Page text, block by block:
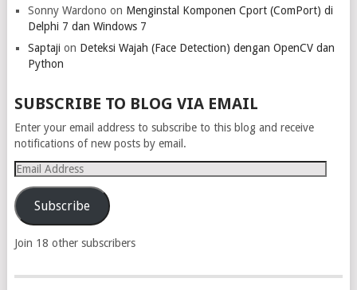
Sonny Wardono on Menginstal Komponen Cport (ComPort) di
Delphi 7 dan Windows 7
Saptaji on Deteksi Wajah (Face Detection) dengan OpenCV dan
Python
SUBSCRIBE TO BLOG VIA EMAIL
Enter your email address to subscribe to this blog and receive
notifications of new posts by email.
Email
Address
Subscribe
Join 18 other subscribers